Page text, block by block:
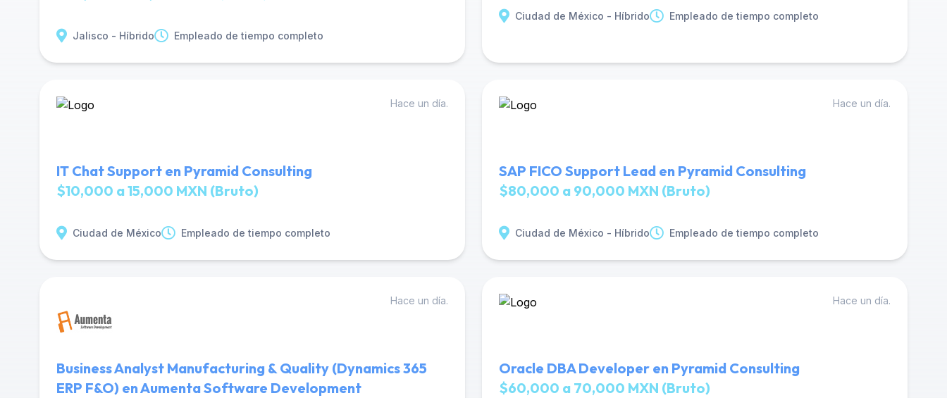
Jalisco - Híbrido Empleado de tiempo completo
Ciudad de México - Híbrido Empleado de tiempo completo
Hace un día.
IT Chat Support en Pyramid Consulting
$10,000 a 15,000 MXN (Bruto)
Ciudad de México Empleado de tiempo completo
Hace un día.
SAP FICO Support Lead en Pyramid Consulting
$80,000 a 90,000 MXN (Bruto)
Ciudad de México - Híbrido Empleado de tiempo completo
Hace un día.
Business Analyst Manufacturing & Quality (Dynamics 365
ERP F&O) en Aumenta Software Development
Hace un día.
Oracle DBA Developer en Pyramid Consulting
$60,000 a 70,000 MXN (Bruto)